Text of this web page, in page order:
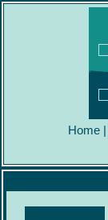
Home |